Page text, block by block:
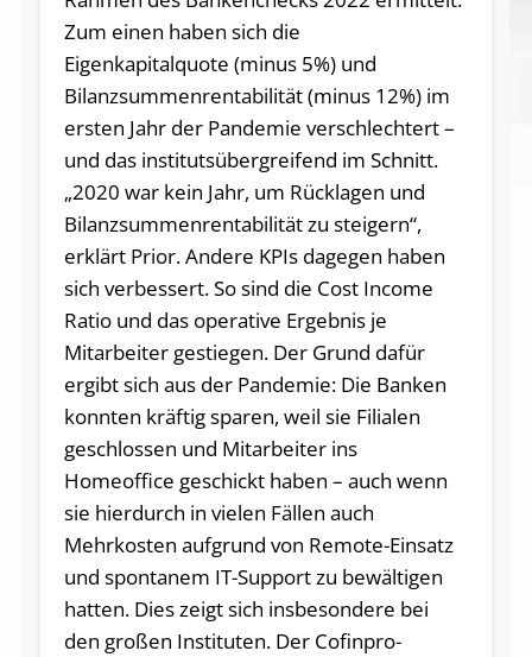
Zum einen haben sich die
Eigenkapitalquote (minus 5%) und
Bilanzsummenrentabilität (minus 12%) im
ersten Jahr der Pandemie verschlechtert –
und das institutsübergreifend im Schnitt.
„2020 war kein Jahr, um Rücklagen und
Bilanzsummenrentabilität zu steigern“,
erklärt Prior. Andere KPIs dagegen haben
sich verbessert. So sind die Cost Income
Ratio und das operative Ergebnis je
Mitarbeiter gestiegen. Der Grund dafür
ergibt sich aus der Pandemie: Die Banken
konnten kräftig sparen, weil sie Filialen
geschlossen und Mitarbeiter ins
Homeoffice geschickt haben – auch wenn
sie hierdurch in vielen Fällen auch
Mehrkosten aufgrund von Remote-Einsatz
und spontanem IT-Support zu bewältigen
hatten. Dies zeigt sich insbesondere bei
den großen Instituten. Der Cofinpro-